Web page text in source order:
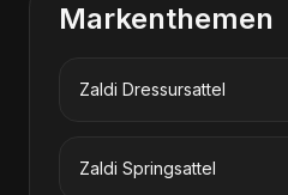
Markenthemen
Zaldi Dressursattel
Zaldi Springsattel